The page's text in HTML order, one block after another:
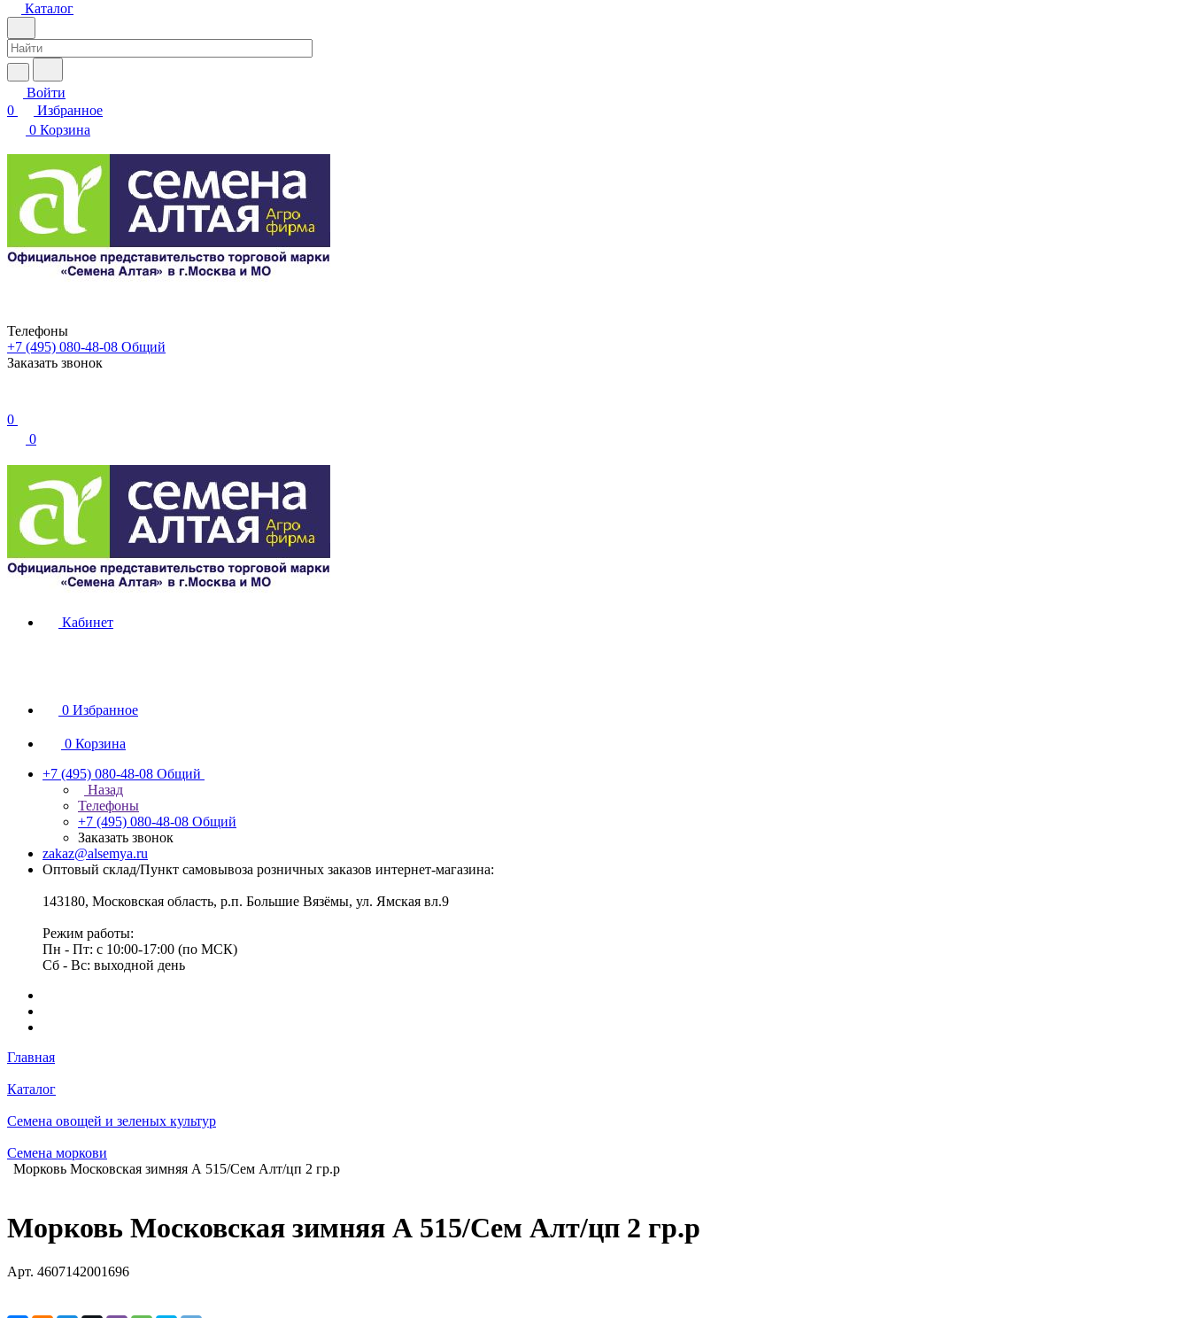
Каталог
Войти
0
Избранное
0 Корзина
Телефоны
+7 (495) 080-48-08 Общий
Заказать звонок
0
0
Кабинет
0 Избранное
0 Корзина
+7 (495) 080-48-08 Общий
Назад
Телефоны
+7 (495) 080-48-08 Общий
Заказать звонок
zakaz@alsemya.ru
Оптовый склад/Пункт самовывоза розничных заказов интернет-магазина:
143180, Московская область, р.п. Большие Вязёмы, ул. Ямская вл.9
Режим работы:
Пн - Пт: с 10:00-17:00 (по МСК)
Сб - Вс: выходной день
Главная
Каталог
Семена овощей и зеленых культур
Семена моркови
Морковь Московская зимняя А 515/Сем Алт/цп 2 гр.р
Морковь Московская зимняя А 515/Сем Алт/цп 2 гр.р
Арт. 4607142001696